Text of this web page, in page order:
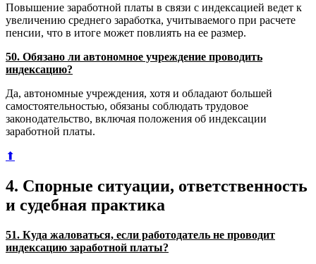
Повышение заработной платы в связи с индексацией ведет к
увеличению среднего заработка, учитываемого при расчете
пенсии, что в итоге может повлиять на ее размер.
50. Обязано ли автономное учреждение проводить
индексацию?
Да, автономные учреждения, хотя и обладают большей
самостоятельностью, обязаны соблюдать трудовое
законодательство, включая положения об индексации
заработной платы.
⬆
4. Спорные ситуации, ответственность
и судебная практика
51. Куда жаловаться, если работодатель не проводит
индексацию заработной платы?